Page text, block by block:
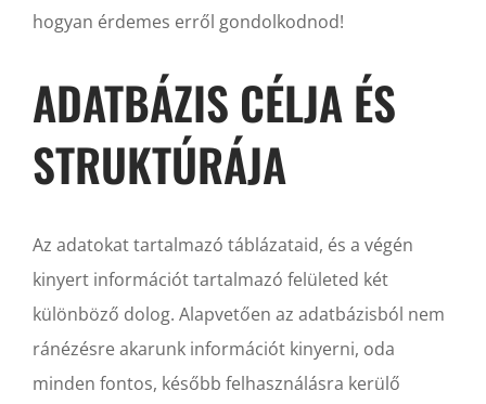
hogyan érdemes erről gondolkodnod!
ADATBÁZIS CÉLJA ÉS
STRUKTÚRÁJA
Az adatokat tartalmazó táblázataid, és a végén
kinyert információt tartalmazó felületed két
különböző dolog. Alapvetően az adatbázisból nem
ránézésre akarunk információt kinyerni, oda
minden fontos, később felhasználásra kerülő